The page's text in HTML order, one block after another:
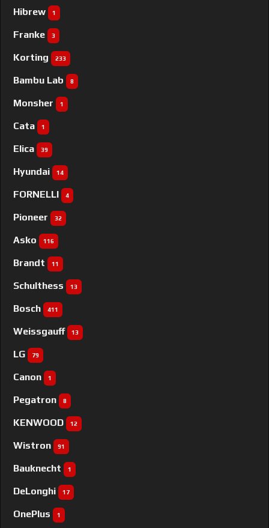
Hibrew 1
Franke 3
Korting 233
Bambu Lab 8
Monsher 1
Cata 1
Elica 39
Hyundai 14
FORNELLI 4
Pioneer 32
Asko 116
Brandt 11
Schulthess 13
Bosch 411
Weissgauff 13
LG 79
Canon 1
Pegatron 8
KENWOOD 12
Wistron 91
Bauknecht 1
DeLonghi 17
OnePlus 1